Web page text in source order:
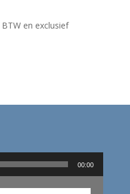
en exclusief
00:00